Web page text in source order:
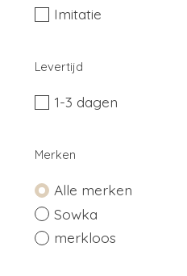
Imitatie
Levertijd
1-3 dagen
Merken
Alle merken
Sowka
merkloos